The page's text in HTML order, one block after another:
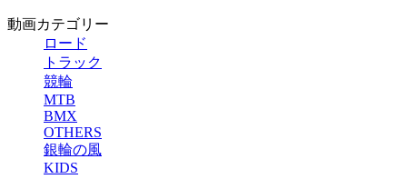
動画カテゴリー
ロード
トラック
競輪
MTB
BMX
OTHERS
銀輪の風
KIDS